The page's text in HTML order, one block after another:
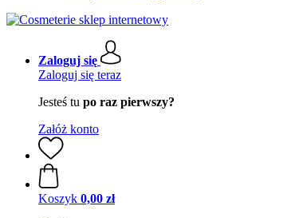
Zaloguj się
Zaloguj się teraz
Jesteś tu po raz pierwszy?
Załóż konto
Koszyk 0,00 zł